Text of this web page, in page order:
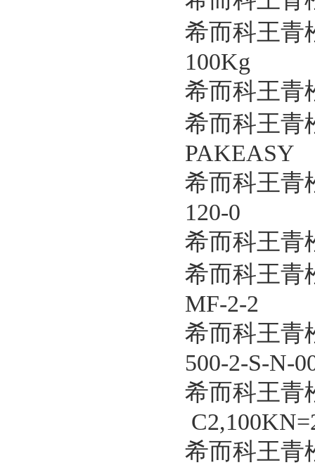
希而科王
100Kg
希而科王
希而科王
PAKEASY
希而科王
120-0
希而科王
希而科王
MF-2-2
希而科王
500-2-S-N-
希而科王
希而科王